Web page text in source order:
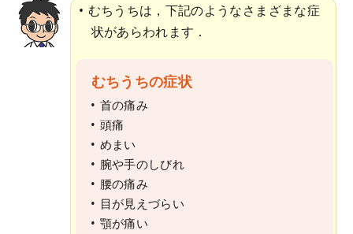
むちうちは，下記のようなさまざまな症
状があらわれます．
むちうちの症状
首の痛み
頭痛
めまい
腕や手のしびれ
腰の痛み
目が見えづらい
顎が痛い